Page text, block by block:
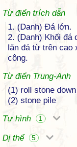
Từ điển trích dẫn
1. (Danh) Đá lớn.
2. (Danh) Khối đá
lăn đá từ trên cao
công.
Từ điển Trung-Anh
(1) roll stone
(2) stone pile
Tự hình
1
Dị thể 5